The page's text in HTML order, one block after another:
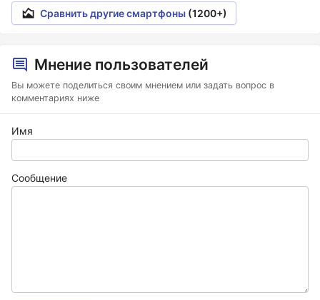
Сравнить другие смартфоны (1200+)
Мнение пользователей
Вы можете поделиться своим мнением или задать вопрос в
комментариях ниже
Имя
Сообщение